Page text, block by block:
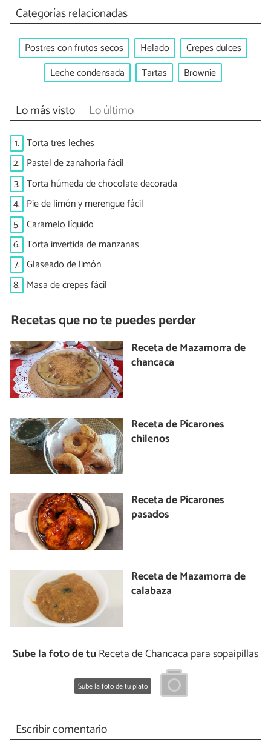
Categorías relacionadas
Postres con frutos secos Helado
Crepes dulces
Leche condensada
Tartas Brownie
Lo más visto Lo último
1. Torta tres leches
2. Pastel de zanahoria fácil
3. Torta húmeda de chocolate decorada
4. Pie de limón y merengue fácil
5. Caramelo líquido
6. Torta invertida de manzanas
7. Glaseado de limón
8. Masa de crepes fácil
Recetas que no te puedes perder
Receta de Mazamorra de
chancaca
Receta de Picarones
chilenos
Receta de Picarones
pasados
Receta de Mazamorra de
calabaza
Sube la foto de tu Receta de Chancaca para sopaipillas
Sube la foto de tu plato
Escribir comentario